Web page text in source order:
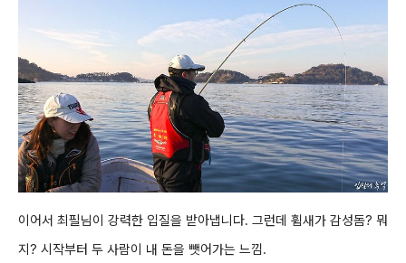
이어서 최필님이 강력한 입질을 받아냅니다. 그런데 휨새가 감성돔? 뭐
지? 시작부터 두 사람이 내 돈을 뺏어가는 느낌.